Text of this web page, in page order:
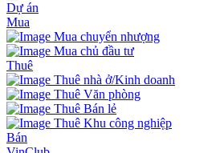
Dự án
Mua
Mua chuyển nhượng
Mua chủ đầu tư
Thuê
Thuê nhà ở/Kinh doanh
Thuê Văn phòng
Thuê Bán lẻ
Thuê Khu công nghiệp
Bán